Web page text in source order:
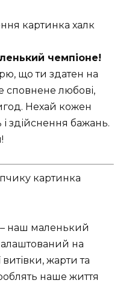
чемпіоне!
що ти здатен на
сповнене любові,
Нехай кожен
здійснення бажань.
наш маленький
на
витівки, жарти та
наше життя